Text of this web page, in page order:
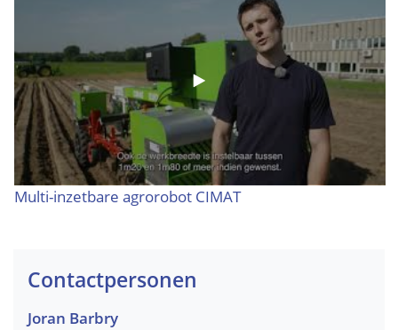
Multi-inzetbare agrorobot CIMAT
Contactpersonen
Joran Barbry